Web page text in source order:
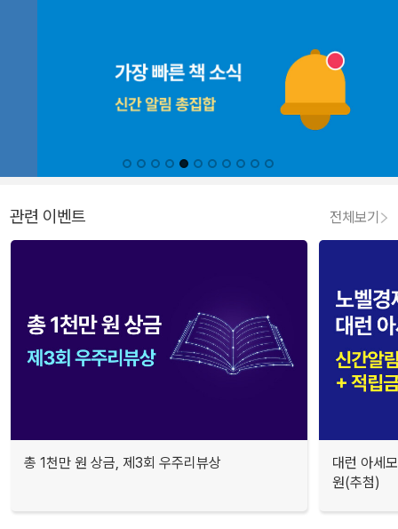
관련 이벤트 전체보기
총 1천만 원 상금, 제3회 우주리뷰상
대런 아세
원(추첨)